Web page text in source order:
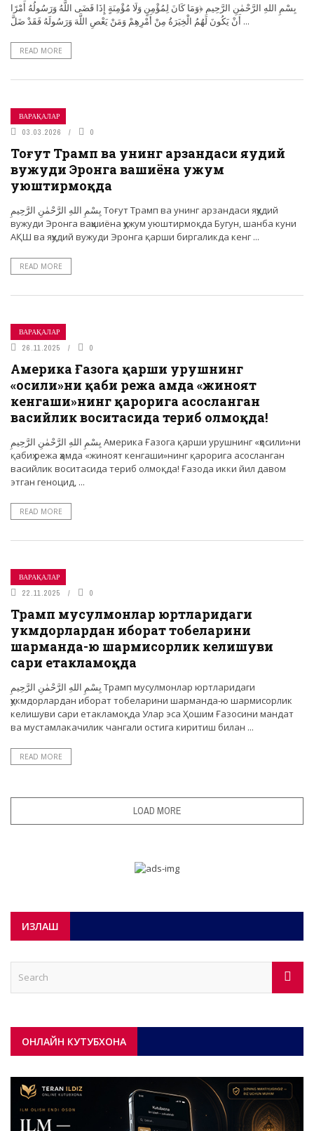
بِسْمِ اللهِ الرَّحْمٰنِ الرَّحِيمِ ﴿وَمَا كَانَ لِمُؤْمِنٍ وَلَا مُؤْمِنَةٍ إِذَا قَضَى اللَّهُ وَرَسُولُهُ أَمْرًا
أَنْ يَكُونَ لَهُمُ الْخِيَرَةُ مِنْ أَمْرِهِمْ وَمَنْ يَعْصِ اللَّهَ وَرَسُولَهُ فَقَدْ ضَلَّ ...
READ MORE
ВАРАҚАЛАР
03.03.2026 0
Тоғут Трамп ва унинг арзандаси яҳудий
вужуди Эронга ваҳшиёна ҳужум
уюштирмоқда
بِسْمِ اللهِ الرَّحْمٰنِ الرَّحِيمِ Тоғут Трамп ва унинг арзандаси яҳудий
вужуди Эронга ваҳшиёна ҳужум уюштирмоқда Бугун, шанба куни
АҚШ ва яҳудий вужуди Эронга қарши биргаликда кенг ...
READ MORE
ВАРАҚАЛАР
26.11.2025 0
Америка Ғазога қарши урушнинг
«ҳосили»ни қабиҳ режа ҳамда «жиноят
кенгаши»нинг қарорига асосланган
васийлик воситасида териб олмоқда!
بِسْمِ اللهِ الرَّحْمٰنِ الرَّحِيمِ Америка Ғазога қарши урушнинг «ҳосили»ни
қабиҳ режа ҳамда «жиноят кенгаши»нинг қарорига асосланган
васийлик воситасида териб олмоқда! Ғазода икки йил давом
этган геноцид, ...
READ MORE
ВАРАҚАЛАР
22.11.2025 0
Трамп мусулмонлар юртларидаги
ҳукмдорлардан иборат тобеларини
шарманда-ю шармисорлик келишуви
сари етакламоқда
بِسْمِ اللهِ الرَّحْمٰنِ الرَّحِيمِ Трамп мусулмонлар юртларидаги
ҳукмдорлардан иборат тобеларини шарманда-ю шармисорлик
келишуви сари етакламоқда Улар эса Ҳошим Ғазосини мандат
ва мустамлакачилик чангали остига киритиш билан ...
READ MORE
LOAD MORE
ИЗЛАШ
ОНЛАЙН КУТУБХОНА